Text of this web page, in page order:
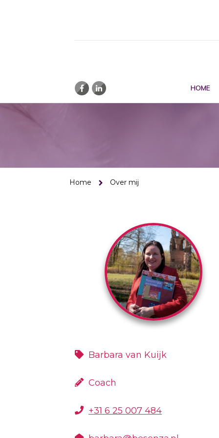
HOME
Home Over mij
Barbara van Kuijk
Coach
+31 6 25 007 484